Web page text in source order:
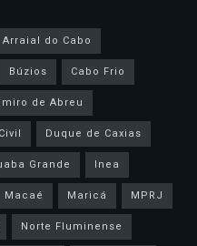
Arraial do Cabo
Búzios
Cabo Frio
de Abreu
Duque de Caxias
Grande
Inea
Macaé Maricá
MPRJ
Norte Fluminense